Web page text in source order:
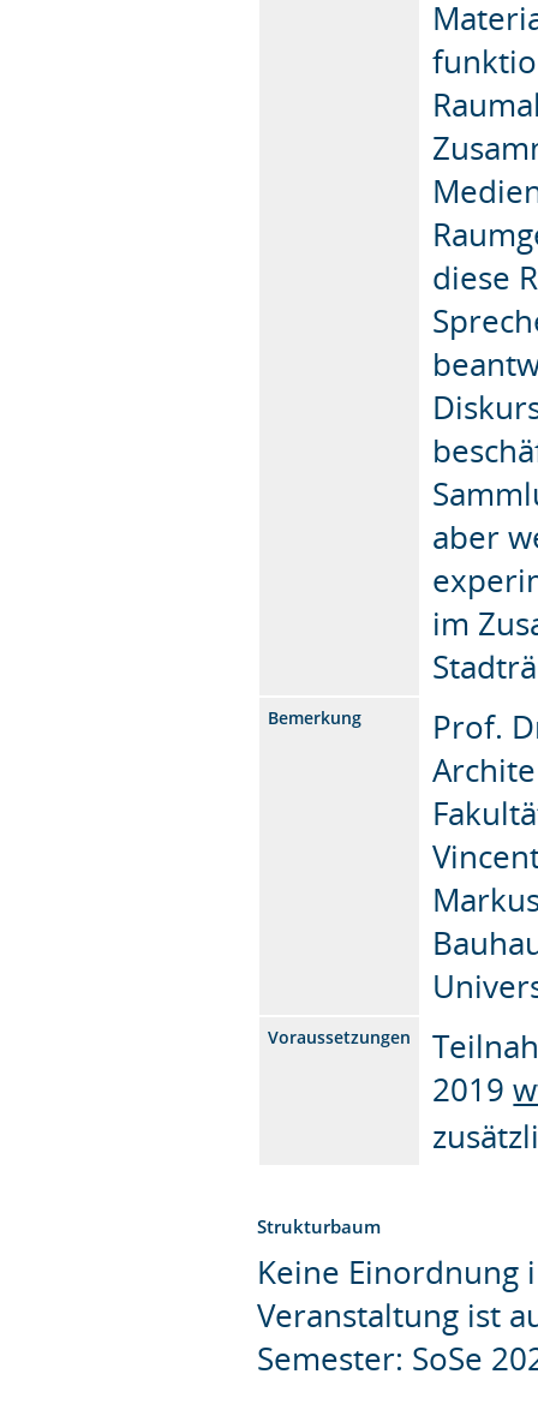
diese
aber
im
Bemerkung
Prof.
Voraussetzungen
2019
Strukturbaum
Keine Einordnung
Veranstaltung ist
Semester: SoSe